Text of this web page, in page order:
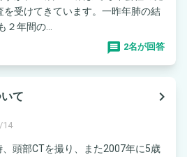
を受けてきています。一昨年肺の結
年間の...
2名が回答
て
navigate_next
14
頭部CTを撮り、また2007年に5歳